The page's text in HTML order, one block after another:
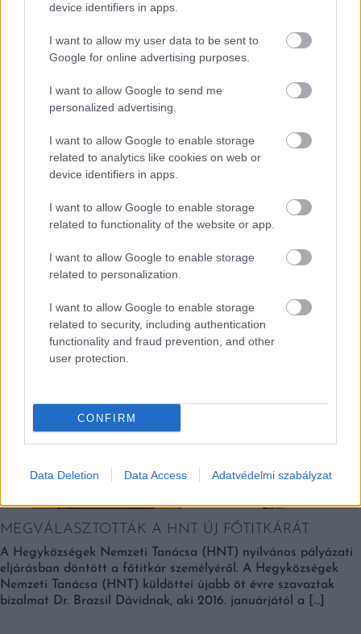
device identifiers in apps.
I want to allow my user data to be sent to
Google for online advertising purposes.
I want to allow Google to send me
personalized advertising.
I want to allow Google to enable storage
related to analytics like cookies on web or
device identifiers in apps.
I want to allow Google to enable storage
related to functionality of the website or app.
I want to allow Google to enable storage
related to personalization.
I want to allow Google to enable storage
related to security, including authentication
functionality and fraud prevention, and other
user protection.
CONFIRM
Data Deletion Data Access Adatvédelmi szabályzat
Szakma
MEGVÁLASZTOTTÁK A HNT ÚJ FŐTITKÁRÁT
A Hegyközségek Nemzeti Tanácsa (HNT) nyilvános pályázati
eljárásban döntött a főtitkár személyéről. A Hegyközségek
Nemzeti Tanácsa (HNT) küldöttei újabb öt évre szavaztak
bizalmat Dr. Brazsil Dávidnak, aki 2016. januárjától a […]